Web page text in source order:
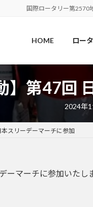
国際ロータリー第2570
HOME ロー
】第47回
2024年
本スリーデーマーチに参加
マーチに参加いたし